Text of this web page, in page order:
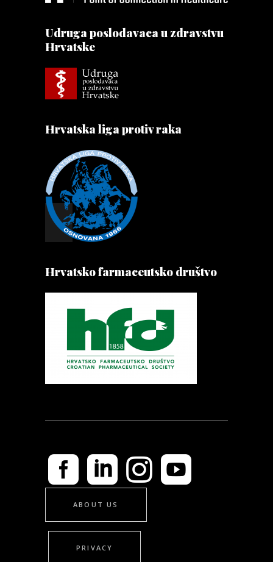
Udruga poslodavaca u zdravstvu
Hrvatske
Hrvatska liga protiv raka
Hrvatsko farmaceutsko društvo
ABOUT US
PRIVACY